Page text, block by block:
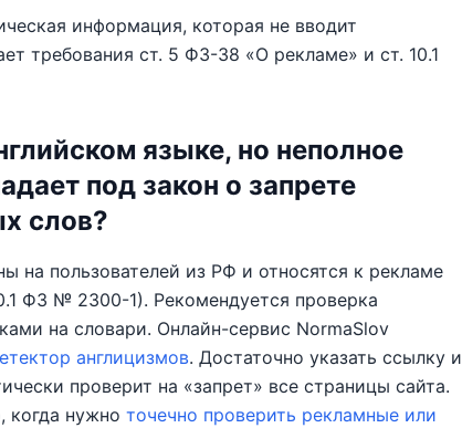
информация, которая не вводит
требования ст. 5 ФЗ-38 «О рекламе» и ст. 10.1
языке, но неполное
под закон о запрете
слов?
на пользователей из РФ и относятся к рекламе
ФЗ № 2300-1). Рекомендуется проверка
на словари. Онлайн-сервис NormaSlov
англицизмов. Достаточно указать ссылку и
проверит на «запрет» все страницы сайта.
когда нужно точечно проверить рекламные или